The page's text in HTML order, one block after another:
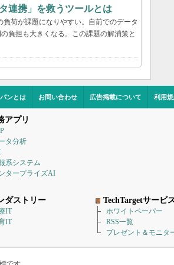
連携」を救うツールとは
荷が課題になりやすい。自前でのデータ
負担も大きくなる。この課題の解消策と
ンとは お問い合わせ 広告掲載について 利用
アプリ
タ分析
系システム
タープライズAI
ダストリー
IT
IT
TechTargetサービ
ホワイトペーパー
RSS一覧
プレゼント＆モニタ